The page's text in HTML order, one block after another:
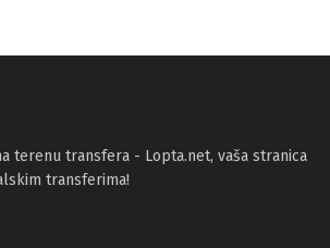
terenu transfera - Lopta.net, vaša stranica
transferima!